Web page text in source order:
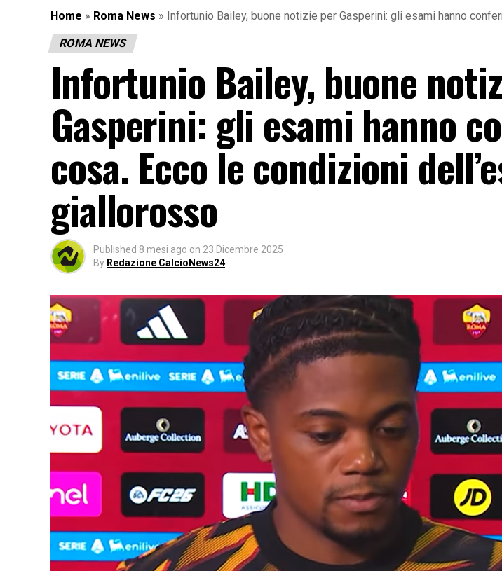
Home » Roma News » Infortunio Bailey, buone notizie per Gasperini: gli esami hanno
ROMA NEWS
Infortunio Bailey, buone
Gasperini: gli esami hanno
cosa. Ecco le condizioni
giallorosso
Published 8 mesi ago on 23 Dicembre 2025
By Redazione CalcioNews24